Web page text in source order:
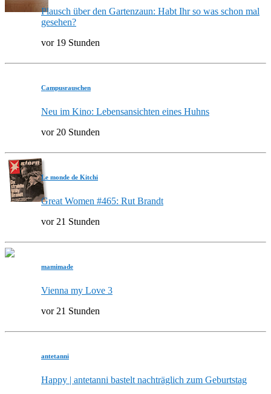
Plausch über den Gartenzaun: Habt Ihr so was schon mal
gesehen?
vor 19 Stunden
Campusrauschen
Neu im Kino: Lebensansichten eines Huhns
vor 20 Stunden
Le monde de Kitchi
Great Women #465: Rut Brandt
vor 21 Stunden
mamimade
Vienna my Love 3
vor 21 Stunden
antetanni
Happy | antetanni bastelt nachträglich zum Geburtstag